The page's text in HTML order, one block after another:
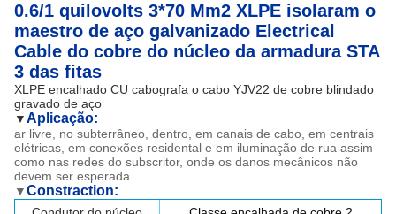
0.6/1 quilovolts 3*70 Mm2 XLPE isolaram o
maestro de aço galvanizado Electrical
Cable do cobre do núcleo da armadura STA
3 das fitas
XLPE encalhado CU cabografa o cabo YJV22 de cobre blindado
gravado de aço
▼Aplicação:
ar livre, no subterrâneo, dentro, em canais de cabo, em centrais
elétricas, em conexões residental e em iluminação de rua assim
como nas redes do subscritor, onde os danos mecânicos não
devem ser esperada.
▼Constraction: